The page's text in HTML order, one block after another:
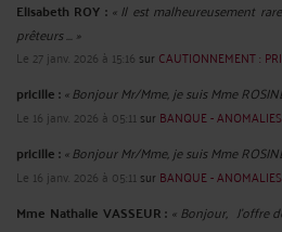
Elisabeth ROY : « Il est malheureusement
prêteurs ... »
Le 27 janv. 2026 à 15:16 sur CAUTIONNEMENT :
pricille :« Bonjour Mr/Mme, je suis Mme
Le 16 janv. 2026 à 05:11 sur BANQUE -
pricille :« Bonjour Mr/Mme, je suis Mme
Le 16 janv. 2026 à 05:11 sur BANQUE -
Mme Nathalie VASSEUR : « Bonjour, J’offre